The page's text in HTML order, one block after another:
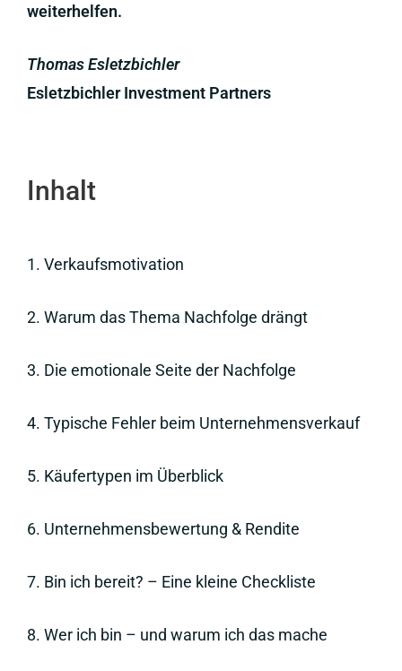
weiterhelfen.
Thomas Esletzbichler
Esletzbichler Investment Partners
Inhalt
1. Verkaufsmotivation
2. Warum das Thema Nachfolge drängt
3. Die emotionale Seite der Nachfolge
4. Typische Fehler beim Unternehmensverkauf
5. Käufertypen im Überblick
6. Unternehmensbewertung & Rendite
7. Bin ich bereit? – Eine kleine Checkliste
8. Wer ich bin – und warum ich das mache